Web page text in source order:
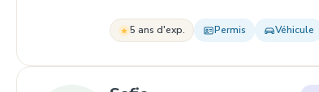
5 ans d'exp. Permis Véhicule